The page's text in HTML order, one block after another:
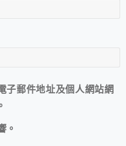
子郵件地址及個人網站網
。